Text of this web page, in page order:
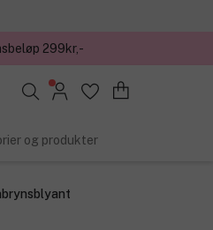
299kr,-
og produkter